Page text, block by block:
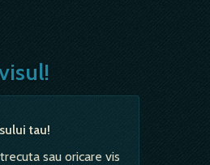
tau!
sau oricare vis